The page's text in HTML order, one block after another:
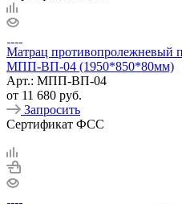
Матрац
МПП-ВП-04 (1950*850*80мм)
Арт.: МПП-ВП-04
от 11 680 руб.
Запросить
Сертификат ФСС